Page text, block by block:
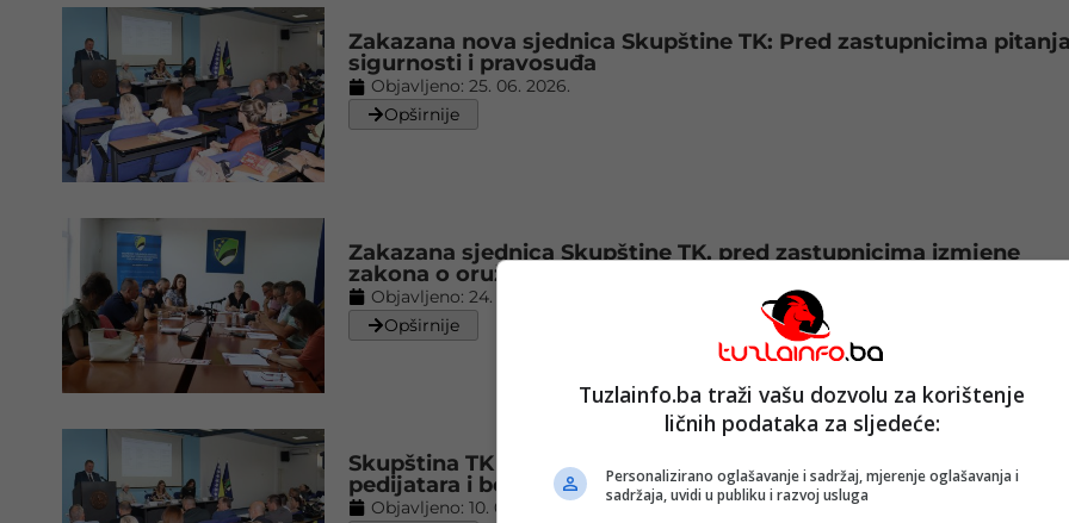
Zakazana nova sjednica Skupštine TK: Pred zastupnicima
sigurnosti i pravosuđa
Objavljeno:25. 06. 2026.
Opširnije
Zakazana sjednica Skupštine TK, pred zastupnicima izmjene
zakona o oružju i policiji
Objavljeno:24. 06. 2026.
Opširnije
Skupština TK traži jaču zaštitu prava osoba s invaliditetom: Više
pedijatara i bolji uslovi za neuropedijatriju
Objavljeno:10. 06. 2026.
Tuzlainfo.ba traži vašu dozvolu za korištenje
ličnih podataka za sljedeće:
Personalizirano oglašavanje i sadržaj, mjerenje oglašavanja i
sadržaja, uvidi u publiku i razvoj usluga